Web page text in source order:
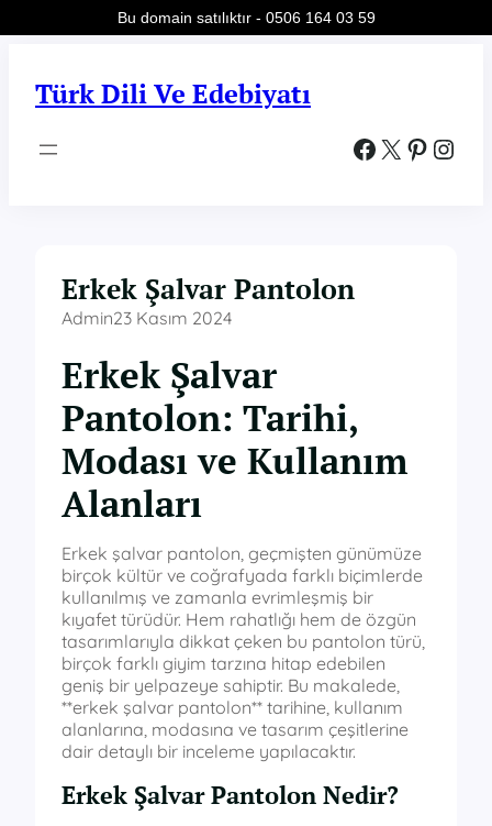
Türk Dili Ve Edebiyatı
Facebook X Pinterest Instagram
Erkek Şalvar Pantolon
Admin23 Kasım 2024
Erkek Şalvar
Pantolon: Tarihi,
Modası ve Kullanım
Alanları
Erkek şalvar pantolon, geçmişten günümüze
birçok kültür ve coğrafyada farklı biçimlerde
kullanılmış ve zamanla evrimleşmiş bir
kıyafet türüdür. Hem rahatlığı hem de özgün
tasarımlarıyla dikkat çeken bu pantolon türü,
birçok farklı giyim tarzına hitap edebilen
geniş bir yelpazeye sahiptir. Bu makalede,
**erkek şalvar pantolon** tarihine, kullanım
alanlarına, modasına ve tasarım çeşitlerine
dair detaylı bir inceleme yapılacaktır.
Erkek Şalvar Pantolon Nedir?
Bu domain satılıktır - 0506 164 03 59